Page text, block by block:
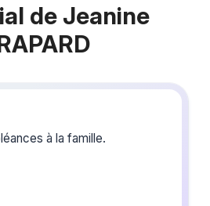
de Jeanine
à la famille.